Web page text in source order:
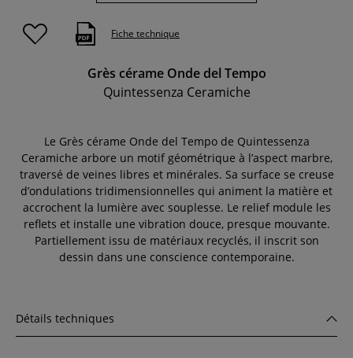
Fiche technique
Grès cérame Onde del Tempo
Quintessenza Ceramiche
Le Grès cérame Onde del Tempo de Quintessenza
Ceramiche arbore un motif géométrique à l’aspect marbre,
traversé de veines libres et minérales. Sa surface se creuse
d’ondulations tridimensionnelles qui animent la matière et
accrochent la lumière avec souplesse. Le relief module les
reflets et installe une vibration douce, presque mouvante.
Partiellement issu de matériaux recyclés, il inscrit son
dessin dans une conscience contemporaine.
Détails techniques